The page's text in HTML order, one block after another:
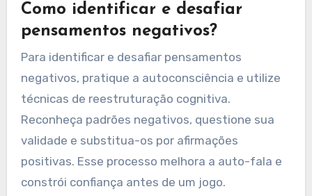
Como identificar e desafiar
pensamentos negativos?
Para identificar e desafiar pensamentos
negativos, pratique a autoconsciência e utilize
técnicas de reestruturação cognitiva.
Reconheça padrões negativos, questione sua
validade e substitua-os por afirmações
positivas. Esse processo melhora a auto-fala e
constrói confiança antes de um jogo.